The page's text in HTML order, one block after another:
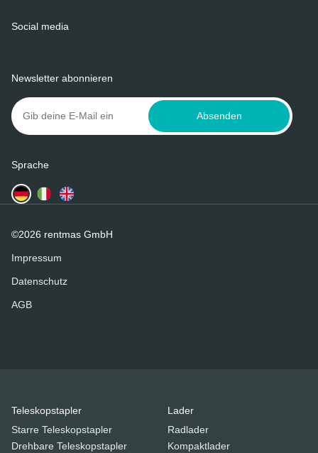
Social media
Newsletter abonnieren
Absenden
Sprache
Teleskopstapler
Starre Teleskopstapler
Drehbare Teleskopstapler
Lader
Radlader
Kompaktlader
©2026 rentmas GmbH
Impressum
Datenschutz
AGB